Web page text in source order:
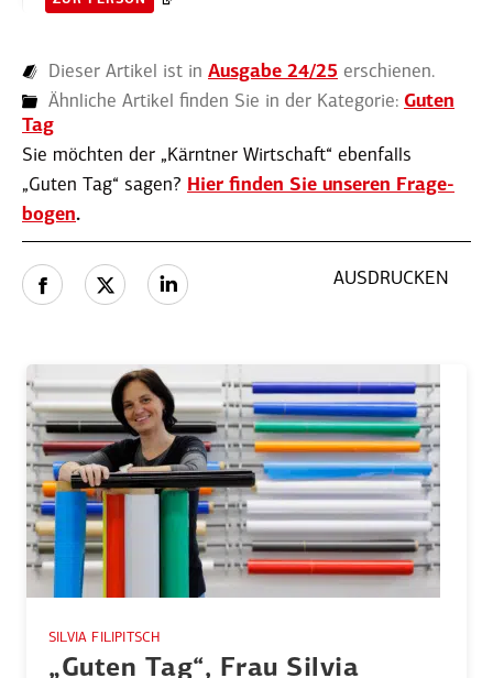
Dieser Artikel ist in Ausgabe 24/25 erschienen.
Ähnliche Artikel finden Sie in der Kategorie: Guten
Tag
Sie möchten der „Kärntner Wirtschaft“ ebenfalls
„Guten Tag“ sagen? Hier finden Sie unseren Frage­
bogen.
AUSDRUCKEN
SILVIA FILIPITSCH
„Guten Tag“, Frau Silvia